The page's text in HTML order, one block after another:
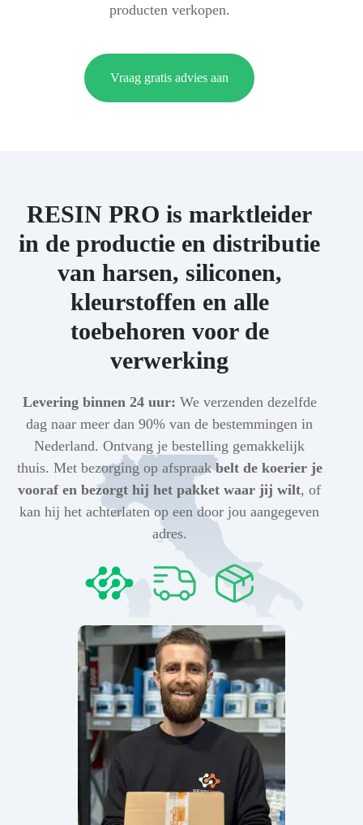
producten verkopen.
Vraag gratis advies aan
RESIN PRO is marktleider
in de productie en distributie
van harsen, siliconen,
kleurstoffen en alle
toebehoren voor de
verwerking
Levering binnen 24 uur: We verzenden dezelfde
dag naar meer dan 90% van de bestemmingen in
Nederland. Ontvang je bestelling gemakkelijk
thuis. Met bezorging op afspraakbelt de koerier je
vooraf en bezorgt hij het pakket waar jij wilt, of
kan hij het achterlaten op een door jou aangegeven
adres.